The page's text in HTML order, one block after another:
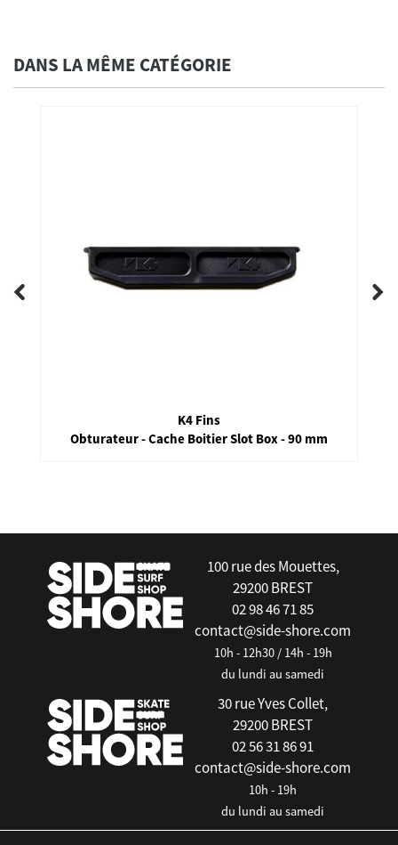
DANS LA MÊME CATÉGORIE
K4 Fins
Obturateur - Cache Boitier Slot Box - 90 mm
100 rue des Mouettes,
29200 BREST
02 98 46 71 85
contact@side-shore.com
10h - 12h30 / 14h - 19h
du lundi au samedi
30 rue Yves Collet,
29200 BREST
02 56 31 86 91
contact@side-shore.com
10h - 19h
du lundi au samedi